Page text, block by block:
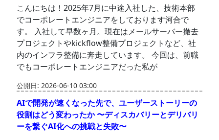
こんにちは！2025年7月に中途入社した、技術本部
でコーポレートエンジニアをしております河合で
す。 入社して早数ヶ月。現在はメールサーバー撤去
プロジェクトやkickflow整備プロジェクトなど、社
内のインフラ整備に奔走しています。 今回は、前職
でもコーポレートエンジニアだった私が
公開日: 2026-06-10 03:00
AIで開発が速くなった先で、ユーザーストーリーの
役割はどう変わったか 〜ディスカバリーとデリバリ
ーを繋ぐAI化への挑戦と失敗〜